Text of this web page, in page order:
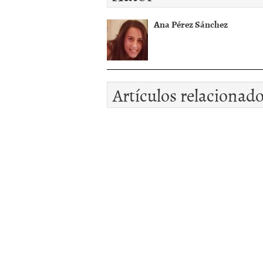
Ana Pérez Sánchez
Artículos